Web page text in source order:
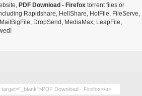
PDF Download - Firefoxtorrent files or
Rapidshare, HellShare, HotFile, FileServe,
DropSend, MediaMax, LeapFile,